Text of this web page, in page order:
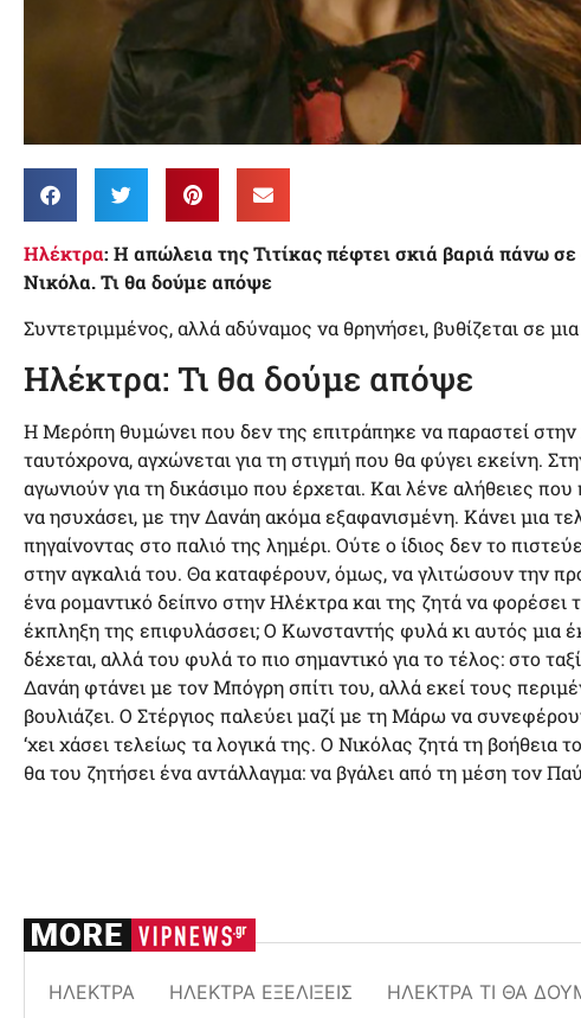
Ηλέκτρα: Η απώλεια της Τιτίκας πέφτει σκιά βαριά πάνω
Νικόλα. Τι θα δούμε απόψε
Συντετριμμένος, αλλά αδύναμος να θρηνήσει, βυθίζεται σε
Ηλέκτρα: Τι θα δούμε απόψε
Η Μερόπη θυμώνει που δεν της επιτράπηκε να παραστεί στην
ταυτόχρονα, αγχώνεται για τη στιγμή που θα φύγει εκείνη.
αγωνιούν για τη δικάσιμο που έρχεται. Και λένε αλήθειες
να ησυχάσει, με την Δανάη ακόμα εξαφανισμένη. Κάνει μια
πηγαίνοντας στο παλιό της λημέρι. Ούτε ο ίδιος δεν το
στην αγκαλιά του. Θα καταφέρουν, όμως, να γλιτώσουν την
ένα ρομαντικό δείπνο στην Ηλέκτρα και της ζητά να φορέσει
έκπληξη της επιφυλάσσει; Ο Κωνσταντής φυλά κι αυτός μια
δέχεται, αλλά του φυλά το πιο σημαντικό για το τέλος: στο
Δανάη φτάνει με τον Μπόγρη σπίτι του, αλλά εκεί τους
βουλιάζει. Ο Στέργιος παλεύει μαζί με τη Μάρω να
‘χει χάσει τελείως τα λογικά της. Ο Νικόλας ζητά τη βοήθεια
θα του ζητήσει ένα αντάλλαγμα: να βγάλει από τη μέση τον
ΗΛΈΚΤΡΑ ΗΛΈΚΤΡΑ ΕΞΕΛΊΞΕΙΣ ΗΛΈΚΤΡΑ ΤΙ ΘΑ